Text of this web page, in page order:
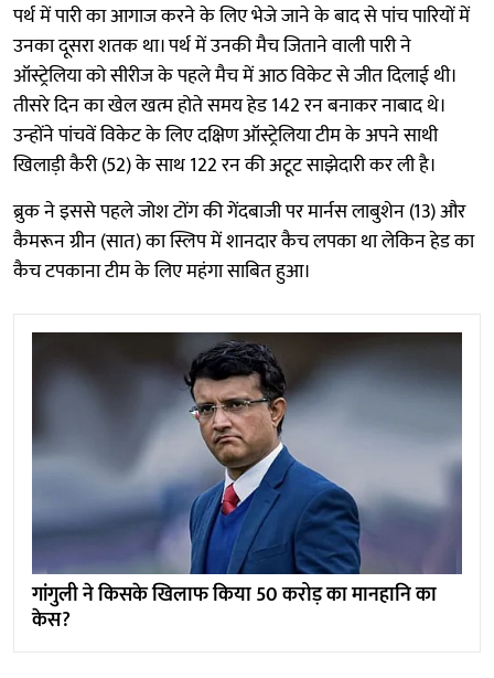
पर्थ में पारी का आगाज करने के लिए भेजे जाने के बाद से पांच पारियों में
उनका दूसरा शतक था। पर्थ में उनकी मैच जिताने वाली पारी ने
ऑस्ट्रेलिया को सीरीज के पहले मैच में आठ विकेट से जीत दिलाई थी।
तीसरे दिन का खेल खत्म होते समय हेड 142 रन बनाकर नाबाद थे।
उन्होंने पांचवें विकेट के लिए दक्षिण ऑस्ट्रेलिया टीम के अपने साथी
खिलाड़ी कैरी (52) के साथ 122 रन की अटूट साझेदारी कर ली है।
ब्रुक ने इससे पहले जोश टोंग की गेंदबाजी पर मार्नस लाबुशेन (13) और
कैमरून ग्रीन (सात) का स्लिप में शानदार कैच लपका था लेकिन हेड का
कैच टपकाना टीम के लिए महंगा साबित हुआ।
गांगुली ने किसके खिलाफ किया 50 करोड़ का मानहानि का
केस?